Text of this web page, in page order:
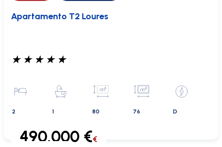
Apartamento T2 Loures
★ ★ ★ ★ ★
2 1 80 76 D
490.000 €€